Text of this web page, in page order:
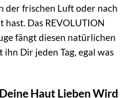
der frischen Luft oder nach
Das REVOLUTION
fängt diesen natürlichen
Dir jeden Tag, egal was
Haut Lieben Wird